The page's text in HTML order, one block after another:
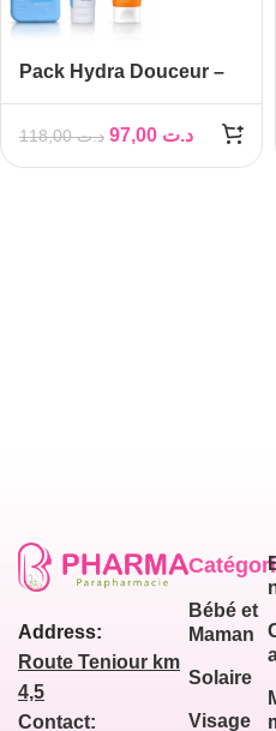
Pack Hydra Douceur –
Innovaderme
د.ت118,00 د.ت
Address:
Route Teniour km
4,5
Contact:
Bébé et
Maman
Solaire
Visage